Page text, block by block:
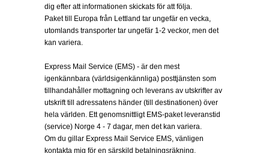
dig efter att informationen skickats för att följa.
Paket till Europa från Lettland tar ungefär en vecka,
utomlands transporter tar ungefär 1-2 veckor, men det
kan variera.
Express Mail Service (EMS) - är den mest
igenkännbara (världsigenkännliga) posttjänsten som
tillhandahåller mottagning och leverans av utskrifter av
utskrift till adressatens händer (till destinationen) över
hela världen. Ett genomsnittligt EMS-paket leveranstid
(service) Norge 4 - 7 dagar, men det kan variera.
Om du gillar Express Mail Service EMS, vänligen
kontakta mig för en särskild betalningsräkning.